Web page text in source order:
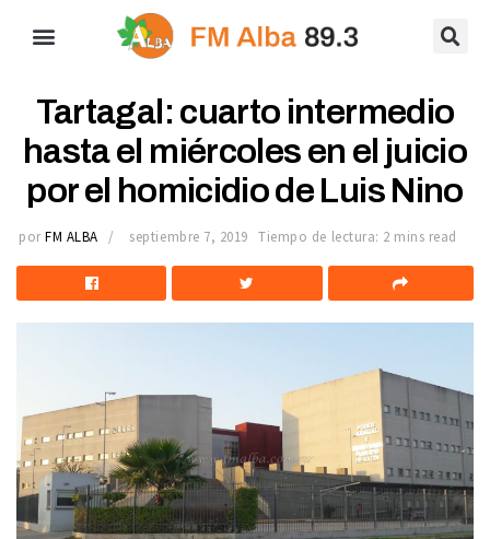
Tartagal: cuarto intermedio
hasta el miércoles en el juicio
por el homicidio de Luis Nino
por FM ALBA septiembre 7, 2019 Tiempo de lectura: 2 mins read